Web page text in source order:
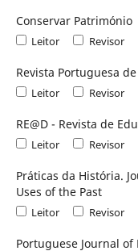
Conservar Património
Leitor Revisor
Revista Portuguesa
Leitor Revisor
RE@D - Revista de
Leitor Revisor
Práticas da História.
Uses of the Past
Leitor Revisor
Portuguese Journal of